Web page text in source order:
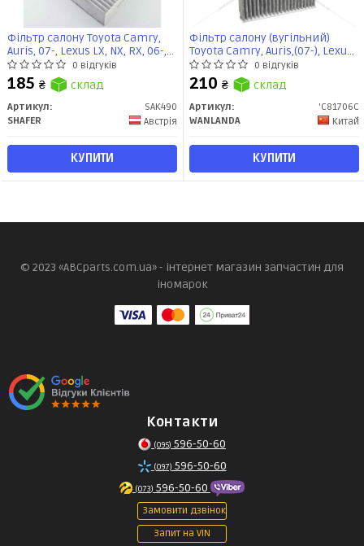
Фільтр салону Toyota Camry,
Auris, 07-, Lexus LX, NX, RX, 06-,
LR RR IV, Velar, 14-, вугільний
(SAK490) SHAFER
0 відгуків
185 ₴ склад
Артикул:
SAK490
SHAFER
Австрія
КУПИТИ
Фільтр салону (вугільний)
Toyota Camry, Auris,(07-), Lexus
LX, NX, RX (06-), LR RR IV, Velar
(14-) (C81706C) Wanlanda
0 відгуків
210 ₴ склад
Артикул:
'C81706C
WANLANDA
Китай
КУПИТИ
© 2023 «ABCparts.com.ua» - інтернет магазин запчастин для
іномарок
Контакти
(095) 596-50-60
(097) 596-50-60
(073) 596-50-60
Замовити дзвінок
Запит на VIN